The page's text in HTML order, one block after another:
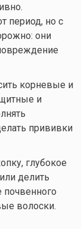
период, но с
они
корневые и
и
прививки
глубокое
делить
волоски.